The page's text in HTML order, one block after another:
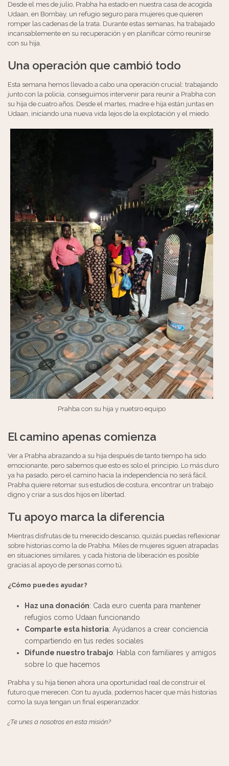
Desde el mes de julio, Prabha ha estado en nuestra casa de acogida
Udaan, en Bombay, un refugio seguro para mujeres que quieren
romper las cadenas de la trata. Durante estas semanas, ha trabajado
incansablemente en su recuperación y en planificar cómo reunirse
con su hija.
Una operación que cambió todo
Esta semana hemos llevado a cabo una operación crucial: trabajando
junto con la policía, conseguimos intervenir para reunir a Prabha con
su hija de cuatro años. Desde el martes, madre e hija están juntas en
Udaan, iniciando una nueva vida lejos de la explotación y el miedo.
Prahba con su hija y nuetsro equipo
El camino apenas comienza
Ver a Prabha abrazando a su hija después de tanto tiempo ha sido
emocionante, pero sabemos que esto es solo el principio. Lo más duro
ya ha pasado, pero el camino hacia la independencia no será fácil.
Prabha quiere retomar sus estudios de costura, encontrar un trabajo
digno y criar a sus dos hijos en libertad.
Tu apoyo marca la diferencia
Mientras disfrutas de tu merecido descanso, quizás puedas reflexionar
sobre historias como la de Prabha. Miles de mujeres siguen atrapadas
en situaciones similares, y cada historia de liberación es posible
gracias al apoyo de personas como tú.
¿Cómo puedes ayudar?
Haz una donación: Cada euro cuenta para mantener
refugios como Udaan funcionando
Comparte esta historia: Ayúdanos a crear conciencia
compartiendo en tus redes sociales
Difunde nuestro trabajo: Habla con familiares y amigos
sobre lo que hacemos
Prabha y su hija tienen ahora una oportunidad real de construir el
futuro que merecen. Con tu ayuda, podemos hacer que más historias
como la suya tengan un final esperanzador.
¿Te unes a nosotros en esta misión?